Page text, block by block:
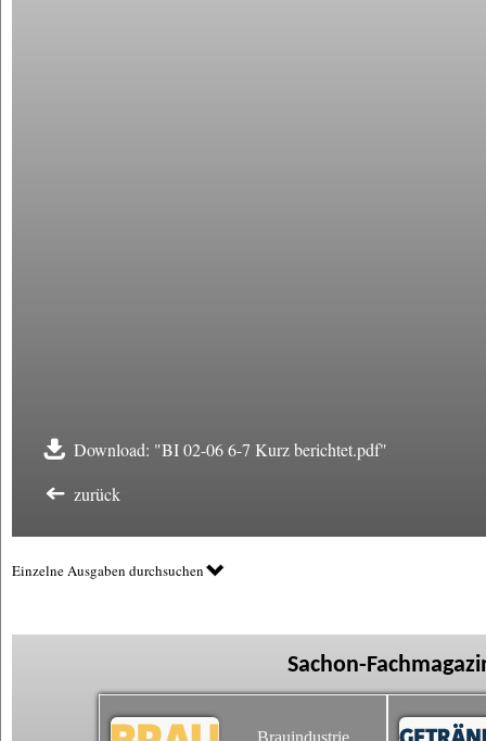
Download: "BI 02-06 6-7 Kurz berichtet.pdf"
zurück
Einzelne Ausgaben durchsuchen
Sachon-
Brauindustrie